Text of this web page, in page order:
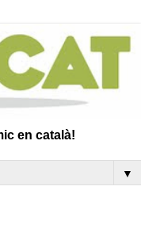
en català!
▼